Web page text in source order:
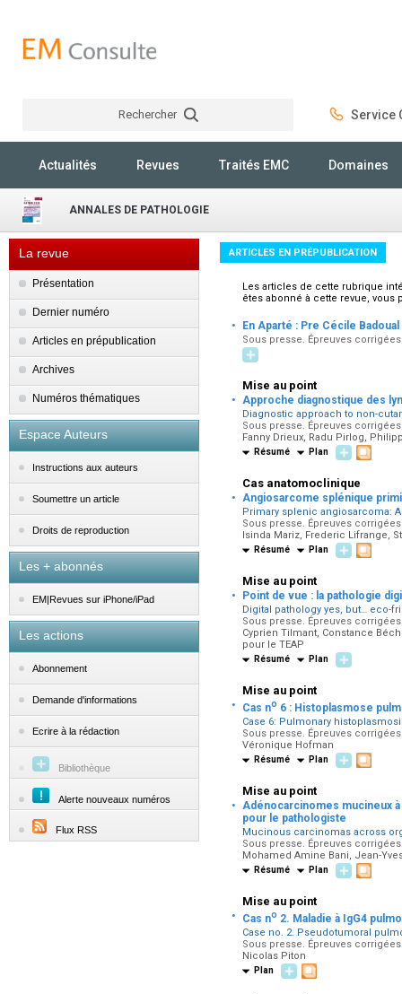
Rechercher Service
Actualités Revues Traités EMC Domaines
ANNALES DE PATHOLOGIE
La revue
Présentation
Dernier numéro
Articles en prépublication
Archives
Numéros thématiques
Espace Auteurs
Instructions aux auteurs
Soumettre un article
Droits de reproduction
Les + abonnés
EM|Revues sur iPhone/iPad
Les actions
Abonnement
Demande d'informations
Ecrire à la rédaction
Bibliothèque
Alerte nouveaux numéros
Flux RSS
ARTICLES EN PRÉPUBLICATION
Les articles de cette rubrique
êtes abonné à cette revue, vous
· En Aparté : Pre Cécile Badoual
Sous presse. Épreuves
Mise au point
· Approche diagnostique des
Diagnostic approach to non-
Sous presse. Épreuves
Fanny Drieux, Radu Pirlog,
Résumé Plan
Cas anatomoclinique
· Angiosarcome splénique
Primary splenic angiosarcoma:
Sous presse. Épreuves
Isinda Mariz, Frederic Lifrange,
Résumé Plan
Mise au point
· Point de vue : la pathologie
Digital pathology yes, but… eco-
Sous presse. Épreuves
Cyprien Tilmant, Constance
pour le TEAP
Résumé Plan
Mise au point
· Cas no 6 : Histoplasmose
Case 6: Pulmonary
Sous presse. Épreuves
Véronique Hofman
Résumé Plan
Mise au point
· Adénocarcinomes mucineux
pour le pathologiste
Mucinous carcinomas across
Sous presse. Épreuves
Mohamed Amine Bani, Jean-
Résumé Plan
Mise au point
· Cas no 2. Maladie à IgG4
Case no. 2. Pseudotumoral
Sous presse. Épreuves
Nicolas Piton
Plan